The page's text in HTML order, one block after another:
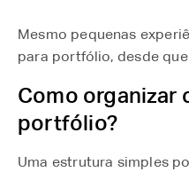
Mesmo pequenas
para portfólio, desde
Como organizar
portfólio?
Uma estrutura simples